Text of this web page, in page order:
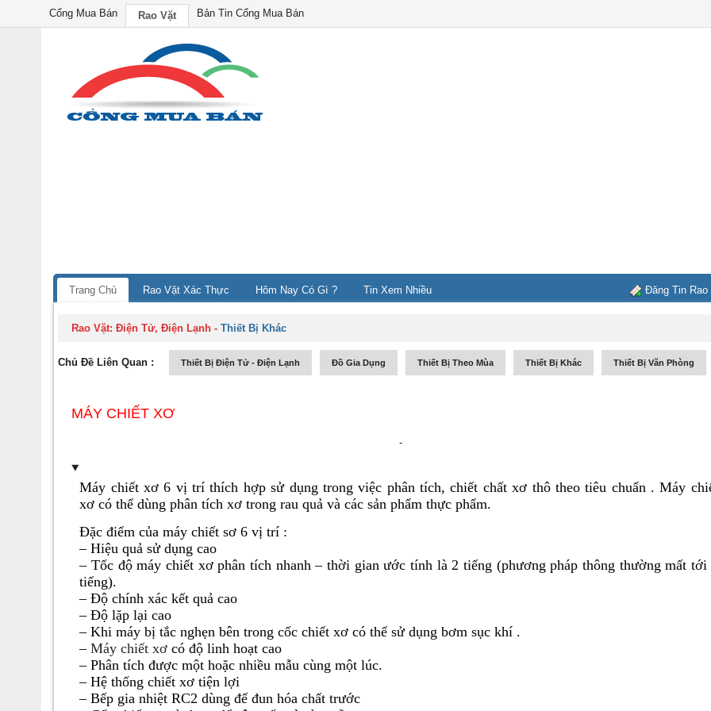
Cổng Mua Bán Rao Vặt Bản Tin Cổng Mua Bán
Trang Chủ Rao Vặt Xác Thực Hôm Nay Có Gì ? Tin Xem Nhiều Đăng Tin Rao
Rao Vặt:Điện Tử, Điện Lạnh -Thiết Bị Khác
Chủ Đề Liên Quan : Thiết Bị Điện Tử - Điện Lạnh Đồ Gia Dụng Thiết Bị Theo Mùa Thiết Bị Khác Thiết Bị Văn Phòng
MÁY CHIẾT XƠ
-
Máy chiết xơ6 vị trí thích hợp sử dụng trong việc phân tích, chiết chất xơ thô theo tiêu chuẩn .Máy
xơ có thể dùng phân tích xơ trong rau quả và các sản phẩm thực phẩm.
Đặc điểm của máy chiết sơ 6 vị trí :
– Hiệu quả sử dụng cao
– Tốc độ máy chiết xơ phân tích nhanh – thời gian ước tính là 2 tiếng (phương pháp thông thường mất tới
tiếng).
– Độ chính xác kết quả cao
– Độ lặp lại cao
– Khi máy bị tắc nghẹn bên trong cốc chiết xơ có thể sử dụng bơm sục khí .
–Máy chiết xơ có độ linh hoạt cao
– Phân tích được một hoặc nhiều mẫu cùng một lúc.
– Hệ thống chiết xơ tiện lợi
– Bếp gia nhiệt RC2 dùng để đun hóa chất trước